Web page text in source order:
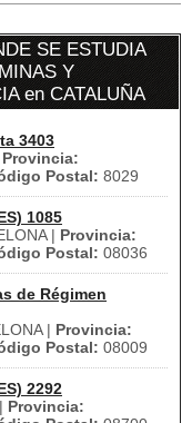
SE ESTUDIA
Y
en CATALUÑA
3403
Provincia:
Postal: 8029
1085
| Provincia:
Postal: 08036
de Régimen
| Provincia:
Postal: 08009
2292
Provincia: